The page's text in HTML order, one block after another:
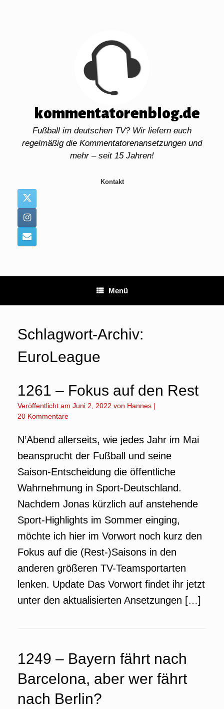
kommentatorenblog.de
Fußball im deutschen TV? Wir liefern euch
regelmäßig die Kommentatorenansetzungen und
mehr – seit 15 Jahren!
Kontakt
Menü
Schlagwort-Archiv:
EuroLeague
1261 – Fokus auf den Rest
Veröffentlicht am Juni 2, 2022 von Hannes |
20 Kommentare
N’Abend allerseits, wie jedes Jahr im Mai
beansprucht der Fußball und seine
Saison-Entscheidung die öffentliche
Wahrnehmung in Sport-Deutschland.
Nachdem Jonas kürzlich auf anstehende
Sport-Highlights im Sommer einging,
möchte ich hier im Vorwort noch kurz den
Fokus auf die (Rest-)Saisons in den
anderen größeren TV-Teamsportarten
lenken. Update Das Vorwort findet ihr jetzt
unter den aktualisierten Ansetzungen […]
1249 – Bayern fährt nach
Barcelona, aber wer fährt
nach Berlin?